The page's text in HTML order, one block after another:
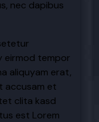
nec dapibus
eirmod tempor
aliquyam erat,
accusam et
clita kasd
est Lorem